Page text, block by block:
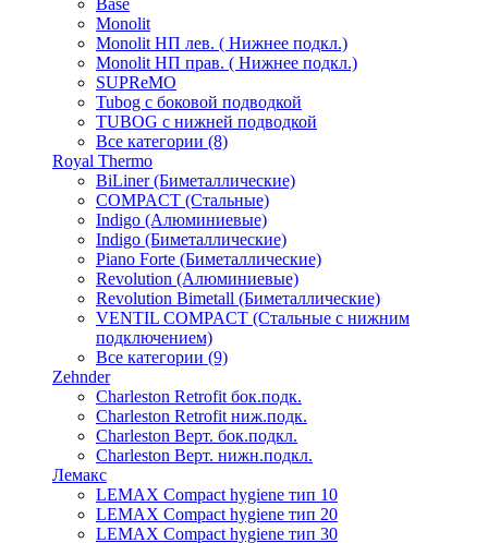
Base
Monolit
Monolit НП лев. ( Нижнее подкл.)
Monolit НП прав. ( Нижнее подкл.)
SUPReMO
Tubog с боковой подводкой
TUBOG с нижней подводкой
Все категории (8)
Royal Thermo
BiLiner (Биметаллические)
COMPACT (Стальные)
Indigo (Алюминиевые)
Indigo (Биметаллические)
Piano Forte (Биметаллические)
Revolution (Алюминиевые)
Revolution Bimetall (Биметаллические)
VENTIL COMPACT (Стальные с нижним
подключением)
Все категории (9)
Zehnder
Charleston Retrofit бок.подк.
Charleston Retrofit ниж.подк.
Charleston Верт. бок.подкл.
Charleston Верт. нижн.подкл.
Лемакс
LEMAX Compact hygiene тип 10
LEMAX Compact hygiene тип 20
LEMAX Compact hygiene тип 30